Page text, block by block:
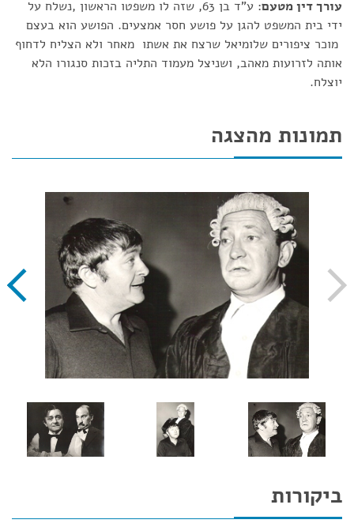
עורך דין מטעם
: ע"ד בן 63, שזה לו משפטו הראשון ,נשלח על
ידי בית המשפט להגן על פושע חסר אמצעים. הפושע הוא בעצם
מוכר ציפורים שלומיאל שרצח את אשתו מאחר ולא הצליח לדחוף
אותה לזרועות מאהב, ושניצל מעמוד התליה בזכות סנגורו הלא
יוצלח.
תמונות מהצגה
ביקורות